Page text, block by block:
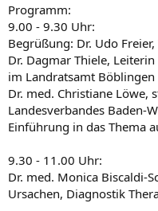
Programm:
9.00 - 9.30 Uhr:
Begrüßung: Dr. Udo
Dr. Dagmar Thiele,
im Landratsamt Böblingen
Dr. med. Christiane Löwe,
Landesverbandes Baden-
Einführung in das Thema
9.30 - 11.00 Uhr:
Dr. med. Monica Biscaldi-
Ursachen, Diagnostik